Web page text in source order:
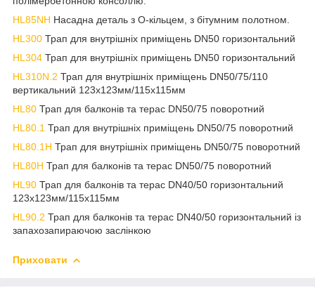
HL85NH Насадна деталь з О-кільцем, з бітумним полотном.
HL300 Трап для внутрішніх приміщень DN50 горизонтальний
HL304 Трап для внутрішніх приміщень DN50 горизонтальний
HL310N.2 Трап для внутрішніх приміщень DN50/75/110
вертикальний 123х123мм/115х115мм
HL80 Трап для балконів та терас DN50/75 поворотний
HL80.1 Трап для внутрішніх приміщень DN50/75 поворотний
HL80.1H Трап для внутрішніх приміщень DN50/75 поворотний
HL80H Трап для балконів та терас DN50/75 поворотний
HL90 Трап для балконів та терас DN40/50 горизонтальний
123х123мм/115х115мм
HL90.2 Трап для балконів та терас DN40/50 горизонтальний із
запахозапираючою заслінкою
Приховати